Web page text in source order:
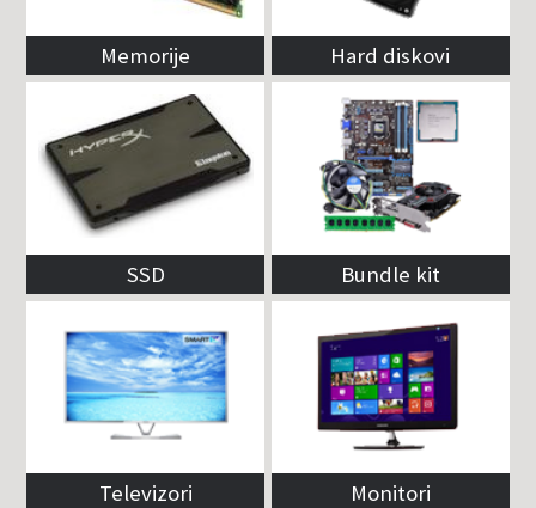
Memorije Hard diskovi
SSD Bundle kit
Televizori Monitori